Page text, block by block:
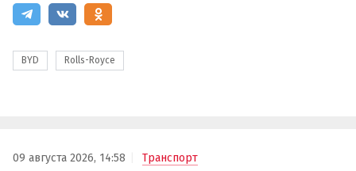
BYD Rolls-Royce
09 августа 2026, 14:58 Транспорт